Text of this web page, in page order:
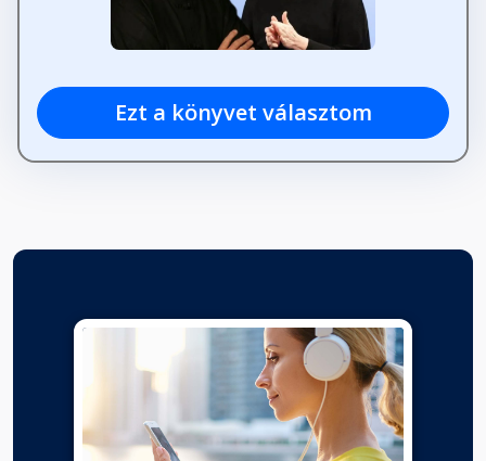
Ezt a könyvet választom